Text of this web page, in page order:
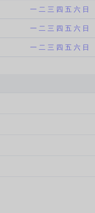
一 二 三 四 五 六 日
一 二 三 四 五 六 日
一 二 三 四 五 六 日